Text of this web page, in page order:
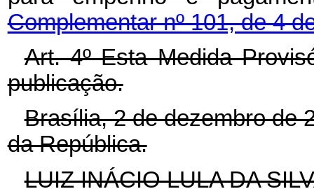
Complementar nº 101, de 4
Art. 4º Esta Medida
publicação.
Brasília, 2 de dezembro de
da República.
LUIZ INÁCIO LULA DA